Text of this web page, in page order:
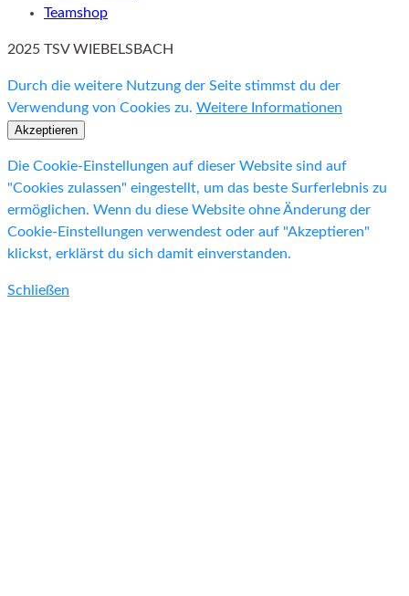
Teamshop
2025 TSV WIEBELSBACH
Durch die weitere Nutzung der Seite stimmst du der
Verwendung von Cookies zu. Weitere Informationen
Akzeptieren
Die Cookie-Einstellungen auf dieser Website sind auf
"Cookies zulassen" eingestellt, um das beste Surferlebnis zu
ermöglichen. Wenn du diese Website ohne Änderung der
Cookie-Einstellungen verwendest oder auf "Akzeptieren"
klickst, erklärst du sich damit einverstanden.
Schließen